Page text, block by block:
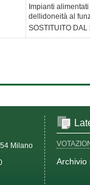
Impianti
dellidoneità al
SOSTITUITO
Milano
Archivio